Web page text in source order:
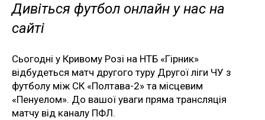
Дивіться футбол онлайн у нас на
сайті
Сьогодні у Кривому Розі на НТБ «Гірник»
відбудеться матч другого туру Другої ліги ЧУ з
футболу між СК «Полтава-2» та місцевим
«Пенуелом». До вашої уваги пряма трансляція
матчу від каналу ПФЛ.